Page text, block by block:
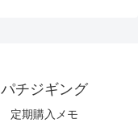
チジギング
定期購入メモ